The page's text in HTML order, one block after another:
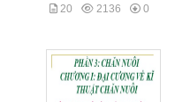
20 2136 0